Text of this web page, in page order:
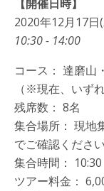
【開催日時】
2020年12月17日
10:30 - 14:00
コース： 達磨山
（※現在、いず
残席数： 8名
集合場所： 現地
でご確認ください
集合時間： 10:30
ツアー料金：